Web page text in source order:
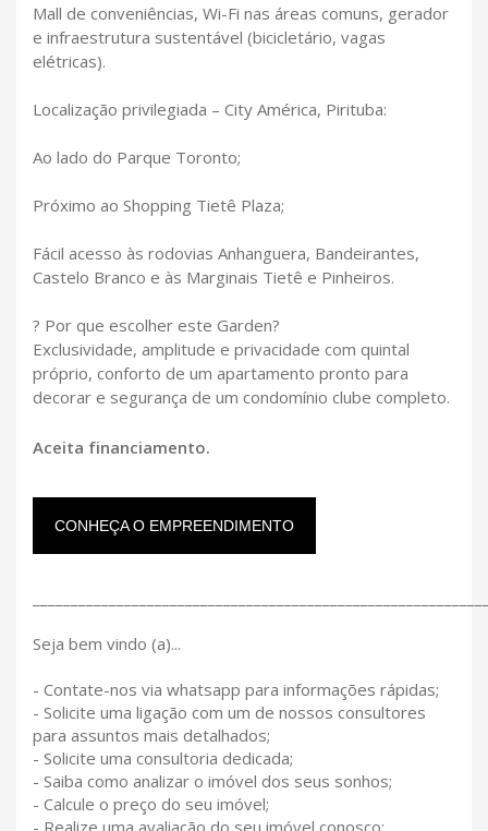
Mall de conveniências, Wi-Fi nas áreas comuns, gerador
e infraestrutura sustentável (bicicletário, vagas
elétricas).
Localização privilegiada – City América, Pirituba:
Ao lado do Parque Toronto;
Próximo ao Shopping Tietê Plaza;
Fácil acesso às rodovias Anhanguera, Bandeirantes,
Castelo Branco e às Marginais Tietê e Pinheiros.
? Por que escolher este Garden?
Exclusividade, amplitude e privacidade com quintal
próprio, conforto de um apartamento pronto para
decorar e segurança de um condomínio clube completo.
Aceita financiamento.
CONHEÇA O EMPREENDIMENTO
Seja bem vindo (a)...
- Contate-nos via whatsapp para informações rápidas;
- Solicite uma ligação com um de nossos consultores
para assuntos mais detalhados;
- Solicite uma consultoria dedicada;
- Saiba como analizar o imóvel dos seus sonhos;
- Calcule o preço do seu imóvel;
- Realize uma avaliação do seu imóvel conosco;